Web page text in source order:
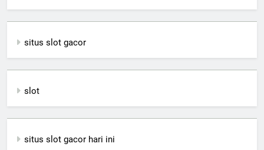
situs slot gacor
slot
situs slot gacor hari ini